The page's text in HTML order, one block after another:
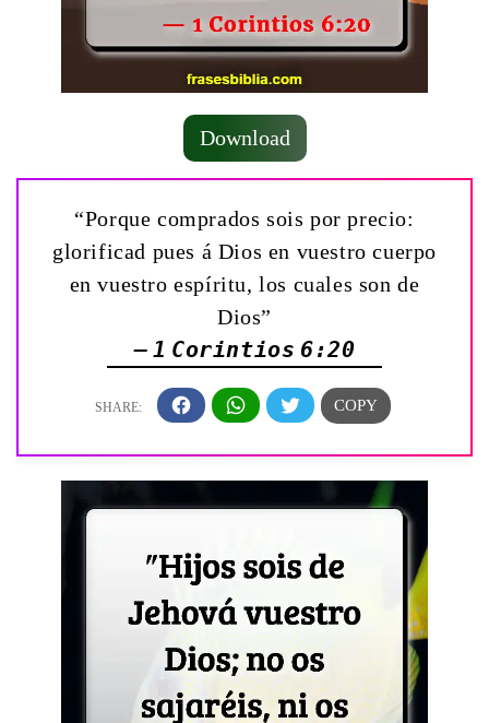
Download
“Porque comprados sois por precio:
glorificad pues á Dios en vuestro cuerpo
en vuestro espíritu, los cuales son de
Dios”
— 1 Corintios 6:20